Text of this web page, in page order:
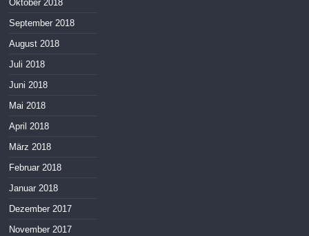
Oktober 2018
September 2018
August 2018
Juli 2018
Juni 2018
Mai 2018
April 2018
März 2018
Februar 2018
Januar 2018
Dezember 2017
November 2017